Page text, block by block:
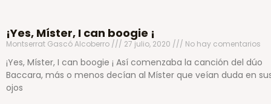
¡Yes, Míster, I can boogie ¡
Montserrat Gascó Alcoberro 27 julio, 2020 No hay comentarios
¡Yes, Míster, I can boogie ¡ Así comenzaba la canción del dúo
Baccara, más o menos decían al Míster que veían duda en
ojos